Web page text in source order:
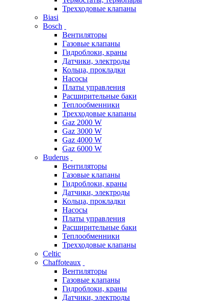
Трехходовые клапаны
Biasi
Bosch
Вентиляторы
Газовые клапаны
Гидроблоки, краны
Датчики, электроды
Кольца, прокладки
Насосы
Платы управления
Расширительные баки
Теплообменники
Трехходовые клапаны
Gaz 2000 W
Gaz 3000 W
Gaz 4000 W
Gaz 6000 W
Buderus
Вентиляторы
Газовые клапаны
Гидроблоки, краны
Датчики, электроды
Кольца, прокладки
Насосы
Платы управления
Расширительные баки
Теплообменники
Трехходовые клапаны
Celtic
Chaffoteaux
Вентиляторы
Газовые клапаны
Гидроблоки, краны
Датчики, электроды